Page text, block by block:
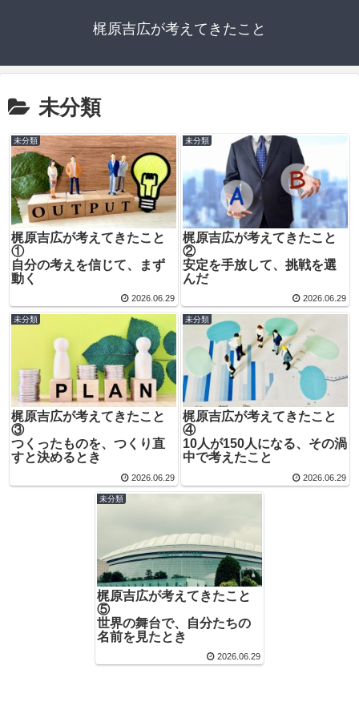
梶原吉広が考えてきたこと
未分類
未分類
梶原吉広が考えてきたこと
①
自分の考えを信じて、まず
動く
2026.06.29
未分類
梶原吉広が考えてきたこと
②
安定を手放して、挑戦を選
んだ
2026.06.29
未分類
梶原吉広が考えてきたこと
③
つくったものを、つくり直
すと決めるとき
2026.06.29
未分類
梶原吉広が考えてきたこと
④
10人が150人になる、その渦
中で考えたこと
2026.06.29
未分類
梶原吉広が考えてきたこと
⑤
世界の舞台で、自分たちの
名前を見たとき
2026.06.29